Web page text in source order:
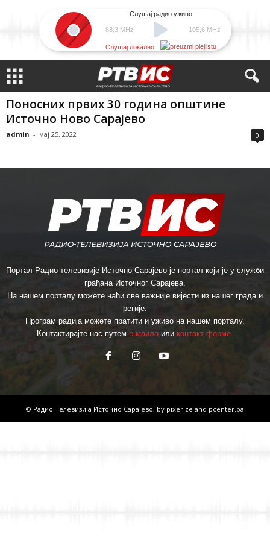
88,3 MHz
Слушај радио уживо
105,6 MHz
Слушај локално
Поносних првих 30 година општинe
Источно Ново Сарајево
admin - мај 25, 2022 0
Портал Радио-телевизије Источно Сарајево је портал који је у служби
грађана Источног Сарајева.
На нашем порталу можете наћи све важније вијести из нашег града и
регије.
Програм радија можете пратити и уживо на нашем порталу.
Контактирајте нас путем е-маилаили контакт форме.
© Радио Телевизија Источно Сарајево, by pixerize and pcenter.ba